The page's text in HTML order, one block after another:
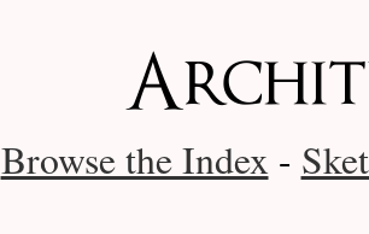
Browse the Index -